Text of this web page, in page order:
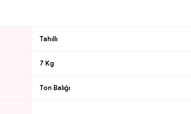
Tahıllı
7 Kg
Ton Balığı